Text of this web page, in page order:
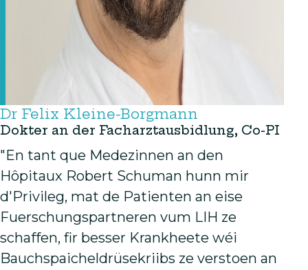
Dr Felix Kleine-Borgmann
Dokter an der Facharztausbidlung, Co-PI
"En tant que Medezinnen an den
Hôpitaux Robert Schuman hunn mir
d'Privileg, mat de Patienten an eise
Fuerschungspartneren vum LIH ze
schaffen, fir besser Krankheete wéi
Bauchspaicheldrüsekriibs ze verstoen an